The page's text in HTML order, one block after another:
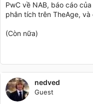
PwC về NAB, báo cáo
phân tích trên TheAge,
(Còn nữa)
nedved
Guest